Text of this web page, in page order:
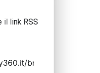
il link RSS